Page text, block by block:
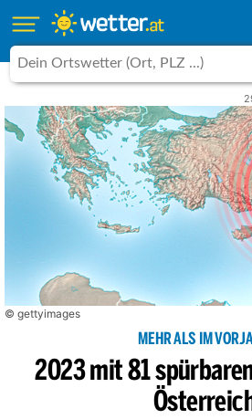
© gettyimages
MEHR ALS IM
2023 mit 81